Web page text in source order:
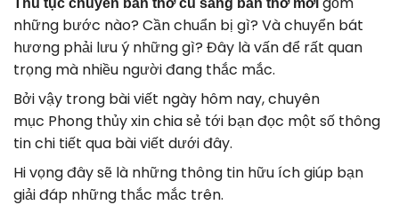
những bước nào? Cần chuẩn bị gì? Và chuyển bát
hương phải lưu ý những gì? Đây là vấn để rất quan
trọng mà nhiều người đang thắc mắc.
Bởi vậy trong bài viết ngày hôm nay, chuyên
mục Phong thủy xin chia sẻ tới bạn đọc một số thông
tin chi tiết qua bài viết dưới đây.
Hi vọng đây sẽ là những thông tin hữu ích giúp bạn
giải đáp những thắc mắc trên.